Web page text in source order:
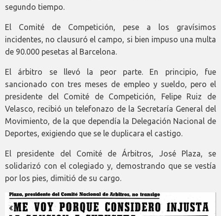
segundo tiempo.
El Comité de Competición, pese a los gravísimos
incidentes, no clausuró el campo, si bien impuso una multa
de 90.000 pesetas al Barcelona.
El árbitro se llevó la peor parte. En principio, fue
sancionado con tres meses de empleo y sueldo, pero el
presidente del Comité de Competición, Felipe Ruiz de
Velasco, recibió un telefonazo de la Secretaría General del
Movimiento, de la que dependía la Delegación Nacional de
Deportes, exigiendo que se le duplicara el castigo.
El presidente del Comité de Árbitros, José Plaza, se
solidarizó con el colegiado y, demostrando que se vestía
por los pies, dimitió de su cargo.